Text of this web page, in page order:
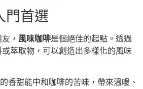
門首選
， 風味咖啡是個絕佳的起點。透過
萃取物，可以創造出多樣化的風味
香甜能中和咖啡的苦味，帶來溫暖、